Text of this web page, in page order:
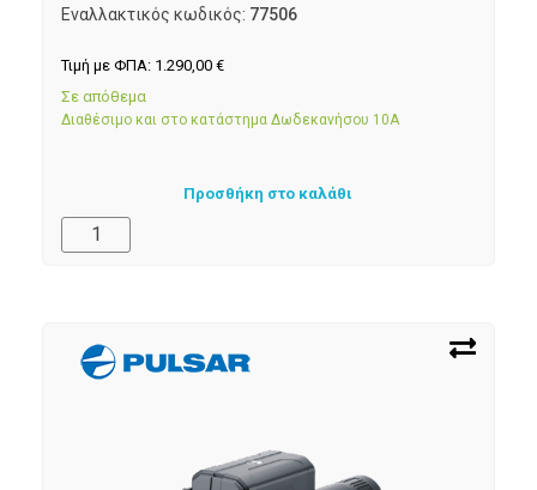
Εναλλακτικός κωδικός: 77506
Τιμή με ΦΠΑ: 1.290,00 €
Σε απόθεμα
Διαθέσιμο και στο κατάστημα Δωδεκανήσου 10Α
Προσθήκη στο καλάθι